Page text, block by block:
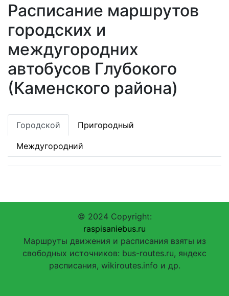
Расписание маршрутов
городских и
междугородних
автобусов Глубокого
(Каменского района)
Городской Пригородный
Междугородний
© 2024 Copyright:
raspisaniebus.ru
Маршруты движения и расписания взяты из
свободных источников: bus-routes.ru, яндекс
расписания, wikiroutes.info и др.